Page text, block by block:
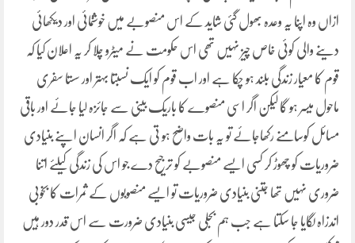
ازاں وہ اپنا یہ وعدہ بھول گئی شاید کے اس منصوبے میں خوشنمائی اور دیکھائی
دینے والی کوئی خاص چیز نہیں تھی اس حکومت نے میٹرو چلا کر یہ اعلان کیا کہ
قوم کا معیار زندگی بلند ہو چکا ہے اور اب قوم کو ایک نسبتا بہتر اور سستا سفری
ماحول میسر ہو گا لیکن اگر اسی منصوے کا باریک بینی سے جائزہ لیا جائے اور باقی
مسائل کوسامنے رکھاجائے تو یہ بات واضح ہو تی ہے کہ اگر انسان اپنے بنیادی
ضروریات کو چھوڑ کر کسی ایسے منصوبے کو ترجیح دے جو اس کی زندگی کیلئے اتنا
ضروری نہیں تھا جتنی بنیادی ضروریات تو ایسے منصوبوں کے ثمرات کا بخوبی
اندزاہ لگایا جا سکتا ہے جب ہم بجلی جیسی بنیادی ضرورت سے اس قدر دور ہیں